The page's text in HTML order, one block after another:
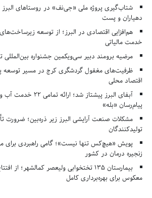
شتاب‌گیری پروژه ملی «جی‌نف» در روستاهای البرز
دهیاران و پست
هم‌افزایی اقتصادی در البرز؛ از توسعه
خدمت مالیاتی
مرضیه برومند دبیر سی‌ویکمین جشنواره
ظرفیت‌های مغفول گردشگری کرج در مسیر توسعه
اقتصاد محلی
آبفای البرز پیشتاز شد؛
پیام‌رسان «بله»
مشکلات صنعت آرایشی البرز زیر ذره‌بین؛ ضرورت
تولیدکنندگان
پویش «هیچ‌کس تنها نیست»؛ گامی راهبردی برای
زنجیره درمان در کشور
بیمارستان ۱۳۵ تختخوابی ولیعصر کمالشهر؛
معکوس برای بهره‌برداری کامل